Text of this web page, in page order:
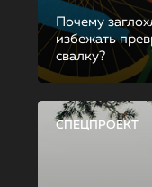
Почему
избежать
свалку?
СПЕЦПРОЕКТ